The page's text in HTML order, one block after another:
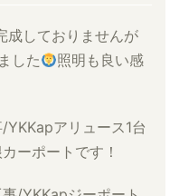
成しておりませんが
した
照明も良い感
アリュース1台
ーポートです！